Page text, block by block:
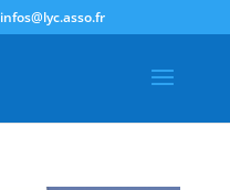
infos@lyc.asso.fr